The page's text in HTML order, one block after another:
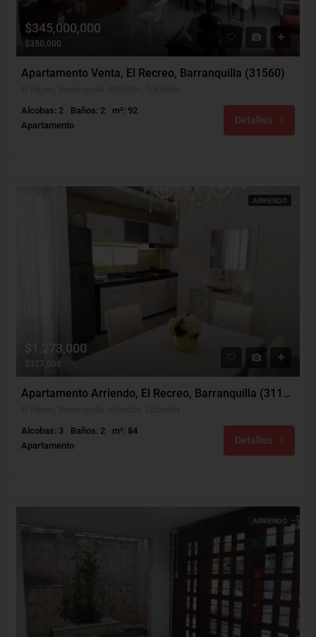
$345,000,000
$350,000
Apartamento Venta, El Recreo, Barranquilla (31560)
Alcobas: 2 Baños: 2
m²: 92
Apartamento
Detalles
ARRIENDO
$1,273,000
$327,000
Apartamento Arriendo, El Recreo, Barranquilla (31186)
Alcobas: 3 Baños: 2
m²: 84
Apartamento
Detalles
ARRIENDO